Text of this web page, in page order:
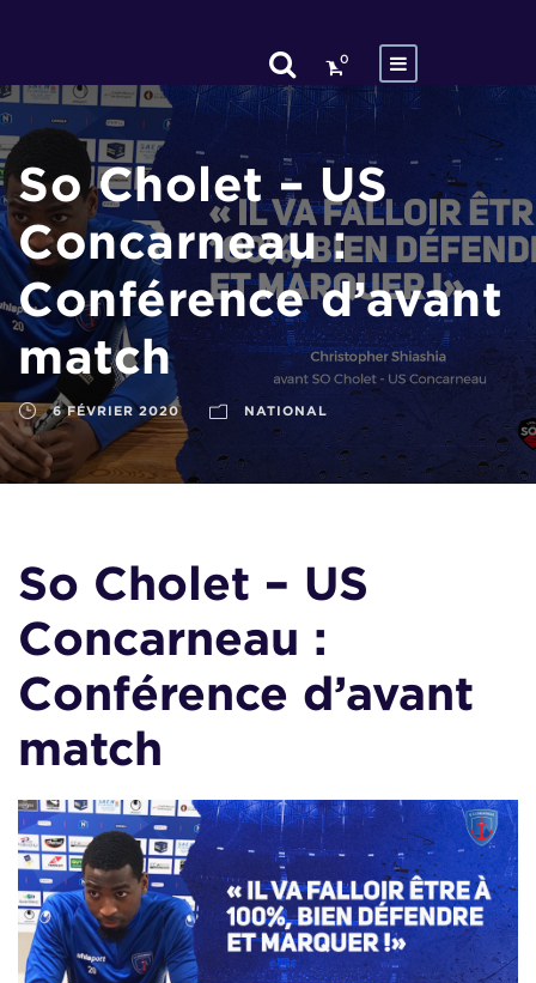
0
So Cholet – US
Concarneau :
Conférence d’avant
match
6 FÉVRIER 2020 NATIONAL
So Cholet – US
Concarneau :
Conférence d’avant
match